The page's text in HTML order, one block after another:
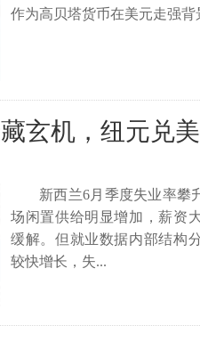
作为高贝塔货币在美元走强
玄机，纽元兑
新西兰6月季度失业率攀
场闲置供给明显增加，薪资
缓解。但就业数据内部结构
较快增长，失...